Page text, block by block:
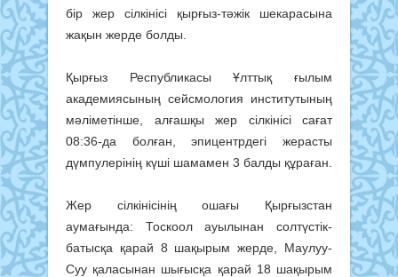
бір жер сілкінісі қырғыз-тәжік шекарасына
жақын жерде болды.
Қырғыз Республикасы Ұлттық ғылым
академиясының сейсмология институтының
мәліметінше, алғашқы жер сілкінісі сағат
08:36-да болған, эпицентрдегі жерасты
дүмпулерінің күші шамамен 3 балды құраған.
Жер сілкінісінің ошағы Қырғызстан
аумағында: Тоскоол ауылынан солтүстік-
батысқа қарай 8 шақырым жерде, Маулуу-
Суу қаласынан шығысқа қарай 18 шақырым